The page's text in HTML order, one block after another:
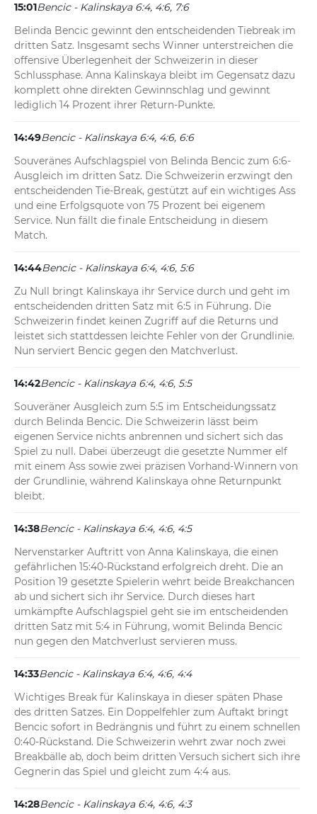
15:01Bencic - Kalinskaya 6:4, 4:6, 7:6
Belinda Bencic gewinnt den entscheidenden Tiebreak im
dritten Satz. Insgesamt sechs Winner unterstreichen die
offensive Überlegenheit der Schweizerin in dieser
Schlussphase. Anna Kalinskaya bleibt im Gegensatz dazu
komplett ohne direkten Gewinnschlag und gewinnt
lediglich 14 Prozent ihrer Return-Punkte.
14:49Bencic - Kalinskaya 6:4, 4:6, 6:6
Souveränes Aufschlagspiel von Belinda Bencic zum 6:6-
Ausgleich im dritten Satz. Die Schweizerin erzwingt den
entscheidenden Tie-Break, gestützt auf ein wichtiges Ass
und eine Erfolgsquote von 75 Prozent bei eigenem
Service. Nun fällt die finale Entscheidung in diesem
Match.
14:44Bencic - Kalinskaya 6:4, 4:6, 5:6
Zu Null bringt Kalinskaya ihr Service durch und geht im
entscheidenden dritten Satz mit 6:5 in Führung. Die
Schweizerin findet keinen Zugriff auf die Returns und
leistet sich stattdessen leichte Fehler von der Grundlinie.
Nun serviert Bencic gegen den Matchverlust.
14:42Bencic - Kalinskaya 6:4, 4:6, 5:5
Souveräner Ausgleich zum 5:5 im Entscheidungssatz
durch Belinda Bencic. Die Schweizerin lässt beim
eigenen Service nichts anbrennen und sichert sich das
Spiel zu null. Dabei überzeugt die gesetzte Nummer elf
mit einem Ass sowie zwei präzisen Vorhand-Winnern von
der Grundlinie, während Kalinskaya ohne Returnpunkt
bleibt.
14:38Bencic - Kalinskaya 6:4, 4:6, 4:5
Nervenstarker Auftritt von Anna Kalinskaya, die einen
gefährlichen 15:40-Rückstand erfolgreich dreht. Die an
Position 19 gesetzte Spielerin wehrt beide Breakchancen
ab und sichert sich ihr Service. Durch dieses hart
umkämpfte Aufschlagspiel geht sie im entscheidenden
dritten Satz mit 5:4 in Führung, womit Belinda Bencic
nun gegen den Matchverlust servieren muss.
14:33Bencic - Kalinskaya 6:4, 4:6, 4:4
Wichtiges Break für Kalinskaya in dieser späten Phase
des dritten Satzes. Ein Doppelfehler zum Auftakt bringt
Bencic sofort in Bedrängnis und führt zu einem schnellen
0:40-Rückstand. Die Schweizerin wehrt zwar noch zwei
Breakbälle ab, doch beim dritten Versuch sichert sich ihre
Gegnerin das Spiel und gleicht zum 4:4 aus.
14:28Bencic - Kalinskaya 6:4, 4:6, 4:3